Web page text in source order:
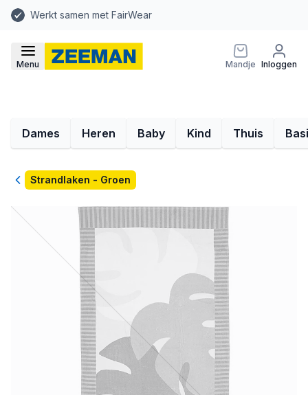
Werkt samen met FairWear
Menu Mandje Inloggen
Dames Heren Baby Kind Thuis
TerugStrandlaken - Groen